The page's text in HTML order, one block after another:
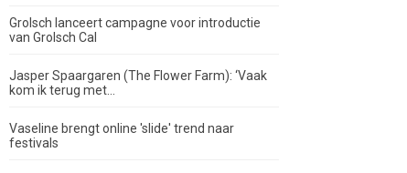
Grolsch lanceert campagne voor introductie
van Grolsch Cal
Jasper Spaargaren (The Flower Farm): ‘Vaak
kom ik terug met...
Vaseline brengt online 'slide' trend naar
festivals